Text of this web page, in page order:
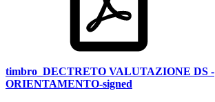
timbro_DECTRETO VALUTAZIONE DS -
ORIENTAMENTO-signed